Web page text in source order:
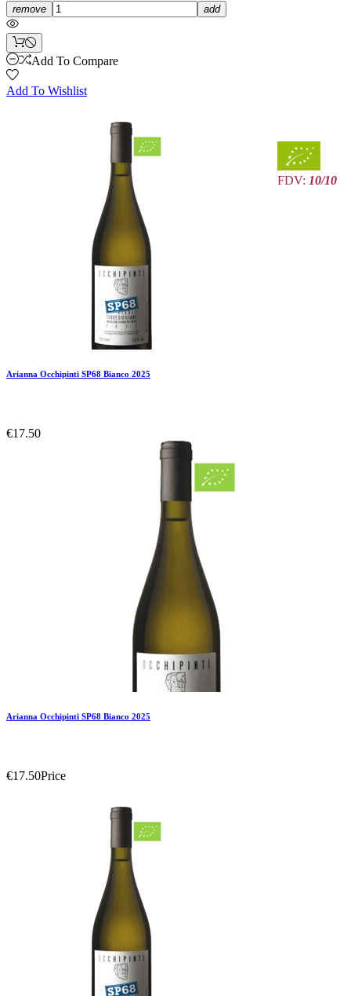
remove add
Add To Compare
Add To Wishlist
FDV: 10/10
Add To Compare
Add To Wishlist
Arianna Occhipinti SP68 Bianco 2025
€17.50
Add To Compare
Arianna Occhipinti SP68 Bianco 2025
€17.50Price